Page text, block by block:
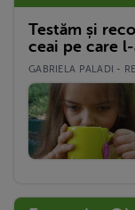
Testăm și
ceai pe care
GABRIELA PALADI -